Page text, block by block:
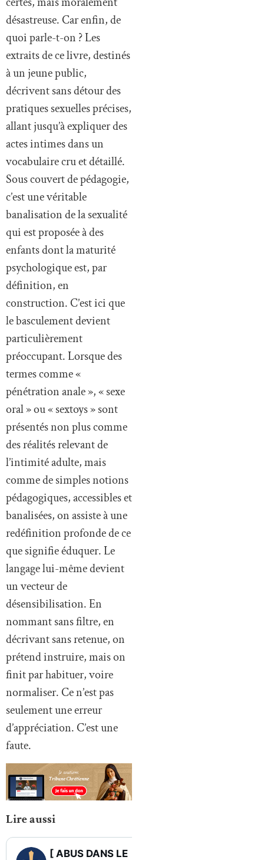
désastreuse. Car enfin, de
quoi parle-t-on ? Les
extraits de ce livre, destinés
à un jeune public,
décrivent sans détour des
pratiques sexuelles précises,
allant jusqu’à expliquer des
actes intimes dans un
vocabulaire cru et détaillé.
Sous couvert de pédagogie,
c’est une véritable
banalisation de la sexualité
qui est proposée à des
enfants dont la maturité
psychologique est, par
définition, en
construction. C’est ici que
le basculement devient
particulièrement
préoccupant. Lorsque des
termes comme «
pénétration anale », « sexe
oral » ou « sextoys » sont
présentés non plus comme
des réalités relevant de
l’intimité adulte, mais
comme de simples notions
pédagogiques, accessibles et
banalisées, on assiste à une
redéfinition profonde de ce
que signifie éduquer. Le
langage lui-même devient
un vecteur de
désensibilisation. En
nommant sans filtre, en
décrivant sans retenue, on
prétend instruire, mais on
finit par habituer, voire
normaliser. Ce n’est pas
seulement une erreur
d’appréciation. C’est une
faute.
Lire aussi